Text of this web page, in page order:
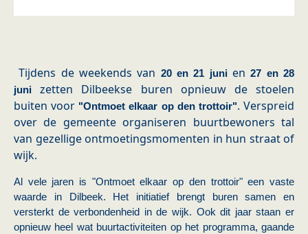
Tijdens de weekends van 20 en 21 junien27 en 28
juni
zetten Dilbeekse buren opnieuw de stoelen
buiten voor "Ontmoet elkaar op den trottoir". Verspreid
over de gemeente organiseren buurtbewoners tal
van gezellige ontmoetingsmomenten in hun straat of
wijk.
Al vele jaren is "Ontmoet elkaar op den trottoir" een vaste
waarde in Dilbeek. Het initiatief brengt buren samen en
versterkt de verbondenheid in de wijk. Ook dit jaar staan er
opnieuw heel wat buurtactiviteiten op het programma, gaande